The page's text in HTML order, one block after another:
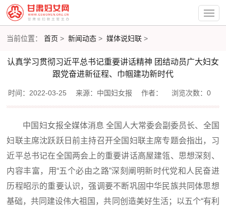
当前位置：首页 >新闻动态 >媒体说妇联 >
认真学习贯彻习近平总书记重要讲话精神 团结动员广大妇女
跟党奋进新征程、巾帼建功新时代
时间：2022-03-25 来源：中国妇女报 作者： 浏览次数：0
中国妇女报全媒体消息 全国人大常委会副委员长、全国
妇联主席沈跃跃日前主持召开全国妇联主席专题会指出，习
近平总书记在全国两会上的重要讲话高屋建瓴、思想深刻、
内容丰富，用“五个必由之路”深刻阐明新时代党和人民奋进
历程昭示的重要认识，强调要不断巩固中华民族共同体思想
基础，共同建设伟大祖国，共同创造美好生活；以五个“有利